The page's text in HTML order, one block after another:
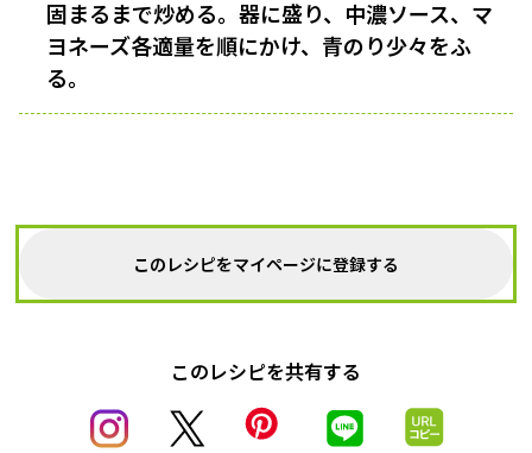
固まるまで炒める。器に盛り、中濃ソース、マ
ヨネーズ各適量を順にかけ、青のり少々をふ
る。
このレシピをマイページに登録する
このレシピを共有する